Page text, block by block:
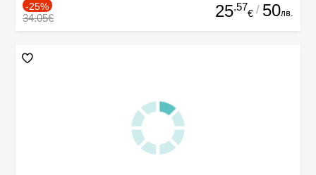
-25%
34.05€ 25.57
€ / 50лв.